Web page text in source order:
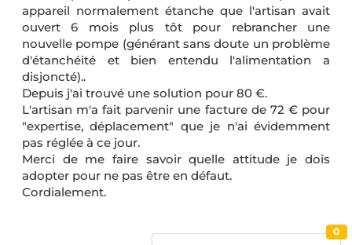
appareil normalement étanche que l'artisan avait
ouvert 6 mois plus tôt pour rebrancher une
nouvelle pompe (générant sans doute un problème
d'étanchéité et bien entendu l'alimentation a
disjoncté)..
Depuis j'ai trouvé une solution pour 80 €.
L'artisan m'a fait parvenir une facture de 72 € pour
"expertise, déplacement" que je n'ai évidemment
pas réglée à ce jour.
Merci de me faire savoir quelle attitude je dois
adopter pour ne pas être en défaut.
Cordialement.
0